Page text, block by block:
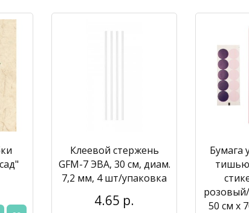
Клеевой стержень
GFM-7 ЭВА, 30 см, диам.
7,2 мм, 4 шт/упаковка
4.65 р.
Бумага
тишью
50 см х